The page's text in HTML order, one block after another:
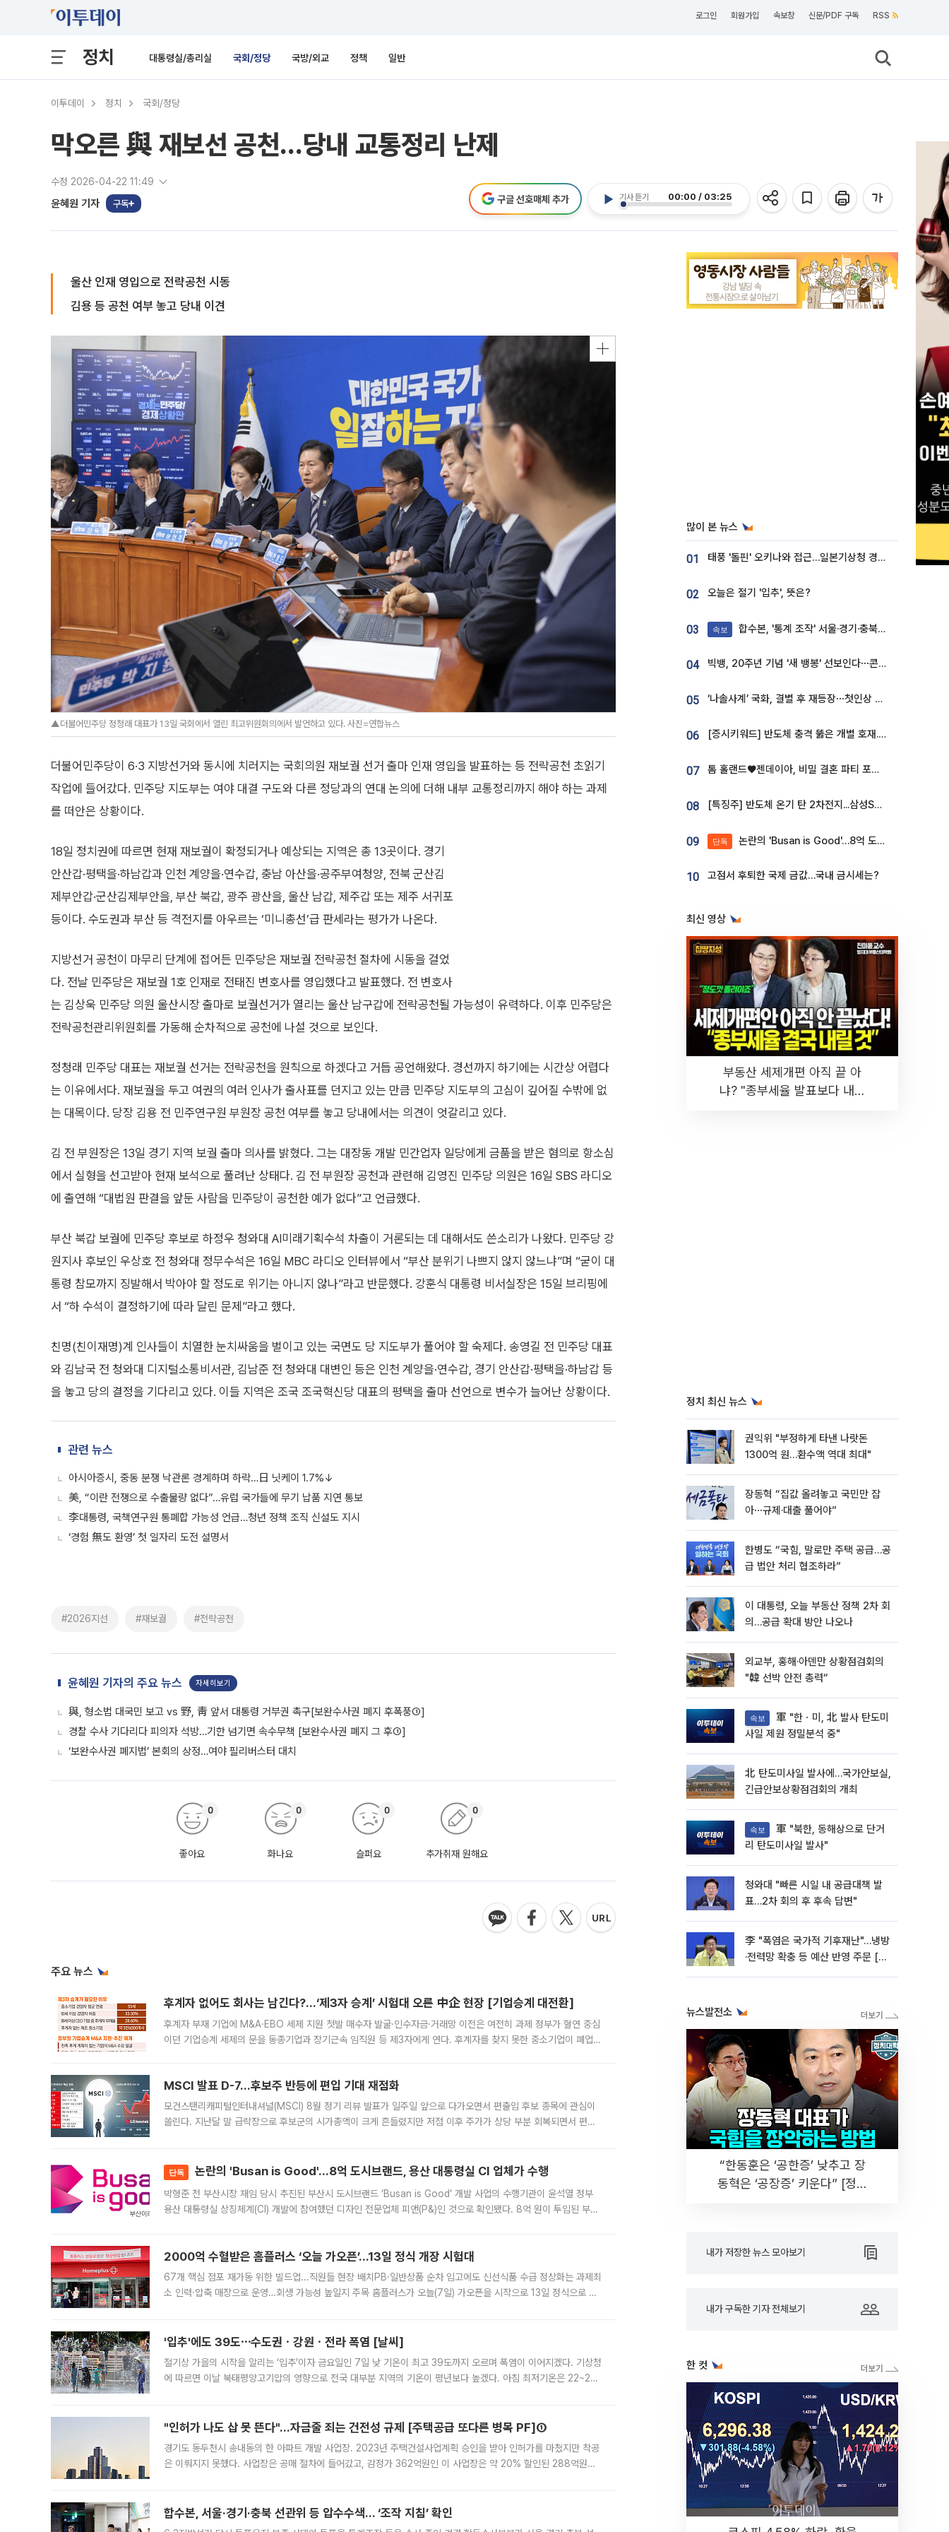
로그인 회원가입 속보창 신문/PDF 구독 RSS
정치 대통령실/총리실 국회/정당 국방/외교 정책 일반
이투데이 정치 국회/정당
막오른 與 재보선 공천…당내 교통정리 난제
수정 2026-04-22 11:49
윤혜원 기자 구독
기사 듣기 00:00 / 03:25
구글 선호매체 추가
울산 인재 영입으로 전략공천 시동
김용 등 공천 여부 놓고 당내 이견
▲더불어민주당 정청래 대표가 13일 국회에서 열린 최고위원회의에서 발언하고 있다. 사진=연합뉴스
더불어민주당이 6·3 지방선거와 동시에 치러지는 국회의원 재보궐 선거 출마 인재 영입을 발표하는 등 전략공천 초읽기
작업에 들어갔다. 민주당 지도부는 여야 대결 구도와 다른 정당과의 연대 논의에 더해 내부 교통정리까지 해야 하는 과제
를 떠안은 상황이다.
18일 정치권에 따르면 현재 재보궐이 확정되거나 예상되는 지역은 총 13곳이다. 경기
안산갑·평택을·하남갑과 인천 계양을·연수갑, 충남 아산을·공주부여청양, 전북 군산김
제부안갑·군산김제부안을, 부산 북갑, 광주 광산을, 울산 남갑, 제주갑 또는 제주 서귀포
등이다. 수도권과 부산 등 격전지를 아우르는 ‘미니총선’급 판세라는 평가가 나온다.
지방선거 공천이 마무리 단계에 접어든 민주당은 재보궐 전략공천 절차에 시동을 걸었
다. 전날 민주당은 재보궐 1호 인재로 전태진 변호사를 영입했다고 발표했다. 전 변호사
는 김상욱 민주당 의원 울산시장 출마로 보궐선거가 열리는 울산 남구갑에 전략공천될 가능성이 유력하다. 이후 민주당은
전략공천관리위원회를 가동해 순차적으로 공천에 나설 것으로 보인다.
정청래 민주당 대표는 재보궐 선거는 전략공천을 원칙으로 하겠다고 거듭 공언해왔다. 경선까지 하기에는 시간상 어렵다
는 이유에서다. 재보궐을 두고 여권의 여러 인사가 출사표를 던지고 있는 만큼 민주당 지도부의 고심이 깊어질 수밖에 없
는 대목이다. 당장 김용 전 민주연구원 부원장 공천 여부를 놓고 당내에서는 의견이 엇갈리고 있다.
김 전 부원장은 13일 경기 지역 보궐 출마 의사를 밝혔다. 그는 대장동 개발 민간업자 일당에게 금품을 받은 혐의로 항소심
에서 실형을 선고받아 현재 보석으로 풀려난 상태다. 김 전 부원장 공천과 관련해 김영진 민주당 의원은 16일 SBS 라디오
에 출연해 “대법원 판결을 앞둔 사람을 민주당이 공천한 예가 없다”고 언급했다.
부산 북갑 보궐에 민주당 후보로 하정우 청와대 AI미래기획수석 차출이 거론되는 데 대해서도 쓴소리가 나왔다. 민주당 강
원지사 후보인 우상호 전 청와대 정무수석은 16일 MBC 라디오 인터뷰에서 “부산 분위기 나쁘지 않지 않느냐”며 “굳이 대
통령 참모까지 징발해서 박아야 할 정도로 위기는 아니지 않나”라고 반문했다. 강훈식 대통령 비서실장은 15일 브리핑에
서 “하 수석이 결정하기에 따라 달린 문제”라고 했다.
친명(친이재명)계 인사들이 치열한 눈치싸움을 벌이고 있는 국면도 당 지도부가 풀어야 할 숙제다. 송영길 전 민주당 대표
와 김남국 전 청와대 디지털소통비서관, 김남준 전 청와대 대변인 등은 인천 계양을·연수갑, 경기 안산갑·평택을·하남갑 등
을 놓고 당의 결정을 기다리고 있다. 이들 지역은 조국 조국혁신당 대표의 평택을 출마 선언으로 변수가 늘어난 상황이다.
관련 뉴스
아시아증시, 중동 분쟁 낙관론 경계하며 하락…日 닛케이 1.7%↓
美, “이란 전쟁으로 수출물량 없다”…유럽 국가들에 무기 납품 지연 통보
李대통령, 국책연구원 통폐합 가능성 언급…청년 정책 조직 신설도 지시
‘경험 無도 환영’ 첫 일자리 도전 설명서
#2026지선 #재보궐 #전략공천
윤혜원 기자의 주요 뉴스 자세히보기
與, 형소법 대국민 보고 vs 野, 靑 앞서 대통령 거부권 촉구[보완수사권 폐지 후폭풍①]
경찰 수사 기다리다 피의자 석방…기한 넘기면 속수무책 [보완수사권 폐지 그 후①]
‘보완수사권 폐지법’ 본회의 상정…여야 필리버스터 대치
좋아요
0
화나요
0
슬퍼요
0
추가취재 원해요
0
주요 뉴스
후계자 없어도 회사는 남긴다?…‘제3자 승계’ 시험대 오른 中企 현장 [기업승계 대전환]
후계자 부재 기업에 M&A·EBO 세제 지원 첫발 매수자 발굴·인수자금·거래망 이전은 여전히 과제 정부가 혈연 중심
이던 기업승계 세제의 문을 동종기업과 장기근속 임직원 등 제3자에게 연다. 후계자를 찾지 못한 중소기업이 폐업
MSCI 발표 D-7…후보주 반등에 편입 기대 재점화
모건스탠리캐피털인터내셔널(MSCI) 8월 정기 리뷰 발표가 일주일 앞으로 다가오면서 편출입 후보 종목에 관심이
쏠린다. 지난달 말 급락장으로 후보군의 시가총액이 크게 흔들렸지만 저점 이후 주가가 상당 부분 회복되면서 편입
단독 논란의 'Busan is Good'…8억 도시브랜드, 용산 대통령실 CI 업체가 수행
박형준 전 부산시장 재임 당시 추진된 부산시 도시브랜드 ‘Busan is Good’ 개발 사업의 수행기관이 윤석열 정부
용산 대통령실 상징체계(CI) 개발에 참여했던 디자인 전문업체 피앤(P&)인 것으로 확인됐다. 8억 원이 투입된 부산
2000억 수혈받은 홈플러스 ‘오늘 가오픈’...13일 정식 개장 시험대
67개 핵심 점포 재가동 위한 빌드업...직원들 현장 배치PB·일반상품 순차 입고에도 신선식품 수급 정상화는 과제최
소 인력·압축 매장으로 운영…회생 가능성 높일지 주목 홈플러스가 오늘(7일) 가오픈을 시작으로 13일 정식으로 재
'입추'에도 39도⋯수도권ㆍ강원ㆍ전라 폭염 [날씨]
절기상 가을의 시작을 알리는 ‘입추’이자 금요일인 7일 낮 기온이 최고 39도까지 오르며 폭염이 이어지겠다. 기상청
에 따르면 이날 북태평양고기압의 영향으로 전국 대부분 지역의 기온이 평년보다 높겠다. 아침 최저기온은 22~27
"인허가 나도 삽 못 뜬다"…자금줄 죄는 건전성 규제 [주택공급 또다른 병목 PF]①
경기도 동두천시 송내동의 한 아파트 개발 사업장. 2023년 주택건설사업계획 승인을 받아 인허가를 마쳤지만 착공
은 이뤄지지 못했다. 사업장은 공매 절차에 들어갔고, 감정가 362억원인 이 사업장은 약 20% 할인된 288억원에
합수본, 서울·경기·충북 선관위 등 압수수색… ‘조작 지침’ 확인
많이 본 뉴스
01 태풍 '돌핀' 오키나와 접근…일본기상청 경로 업데이트
02 오늘은 절기 '입추', 뜻은?
03 속보 합수본, '통계 조작' 서울·경기·충북 선관위 등 추가 압수수색
04 빅뱅, 20주년 기념 '새 뱅봉' 선보인다⋯콘서트 앞두고 팝업 개최
05 ‘나솔사계’ 국화, 결별 후 재등장⋯첫인상 투표 휩쓸고 ‘인기녀’ 등극
06 [증시키워드] 반도체 충격 뚫은 개별 호재...포스코퓨처엠·에코프로·한화솔루션 '눈길'
07 톰 홀랜드♥젠데이아, 비밀 결혼 파티 포착⋯호텔 대관비만 9억
08 [특징주] 반도체 온기 탄 2차전지...삼성SDI, 장 초반 7% 넘게 껑충
09 단독 논란의 'Busan is Good'…8억 도시브랜드, 용산 대통령실 CI 업체가 수행
10 고점서 후퇴한 국제 금값…국내 금시세는?
최신 영상
부동산 세제개편 아직 끝 아
냐? "종부세율 발표보다 내릴
정치 최신 뉴스
권익위 "부정하게 타낸 나랏돈
1300억 원…환수액 역대 최대"
장동혁 “집값 올려놓고 국민만 잡
아⋯규제·대출 풀어야”
한병도 “국힘, 말로만 주택 공급…공
급 법안 처리 협조하라”
이 대통령, 오늘 부동산 정책 2차 회
의…공급 확대 방안 나오나
외교부, 홍해·아덴만 상황점검회의
"韓 선박 안전 총력“
속보
사일 제원 정밀분석 중"
北 탄도미사일 발사에…국가안보실,
긴급안보상황점검회의 개최
속보
리 탄도미사일 발사"
청와대 "빠른 시일 내 공급대책 발
표…2차 회의 후 후속 답변"
李 "폭염은 국가적 기후재난"…냉방
·전력망 확충 등 예산 반영 주문 [종
뉴스발전소
“한동훈은 ‘공한증’ 낮추고 장
동혁은 ‘공장증’ 키운다” [정치
내가 저장한 뉴스 모아보기
내가 구독한 기자 전체보기
한 컷